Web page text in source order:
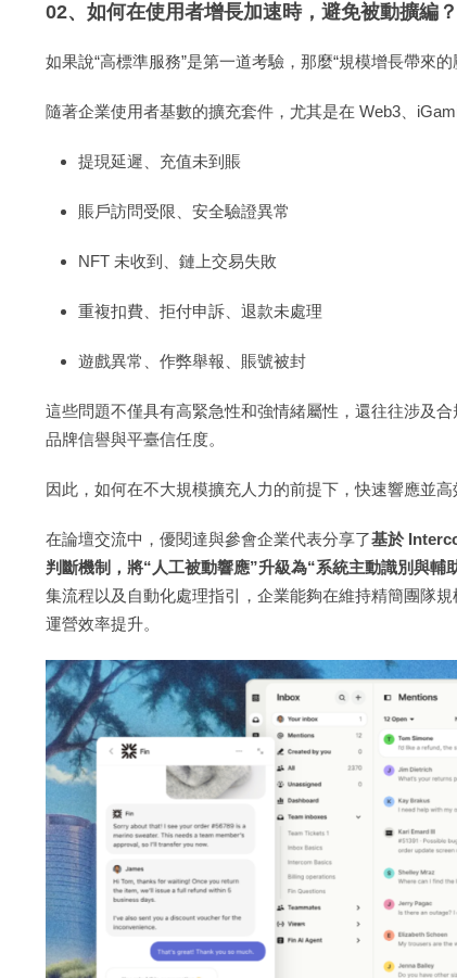
02、如何在使用者增長加速時，避免被動擴編？
如果說“高標準服務”是第一道考驗，那麼“規模增長帶來的
隨著企業使用者基數的擴充套件，尤其是在 Web3、
提現延遲、充值未到賬
賬戶訪問受限、安全驗證異常
NFT 未收到、鏈上交易失敗
重複扣費、拒付申訴、退款未處理
遊戲異常、作弊舉報、賬號被封
這些問題不僅具有高緊急性和強情緒屬性，還往往涉及
品牌信譽與平臺信任度。
因此，如何在不大規模擴充人力的前提下，快速響應並
在論壇交流中，優閱達與參會企業代表分享了基於
判斷機制，將“人工被動響應”升級為“系統主動識別與輔
集流程以及自動化處理指引，企業能夠在維持精簡團隊
運營效率提升。